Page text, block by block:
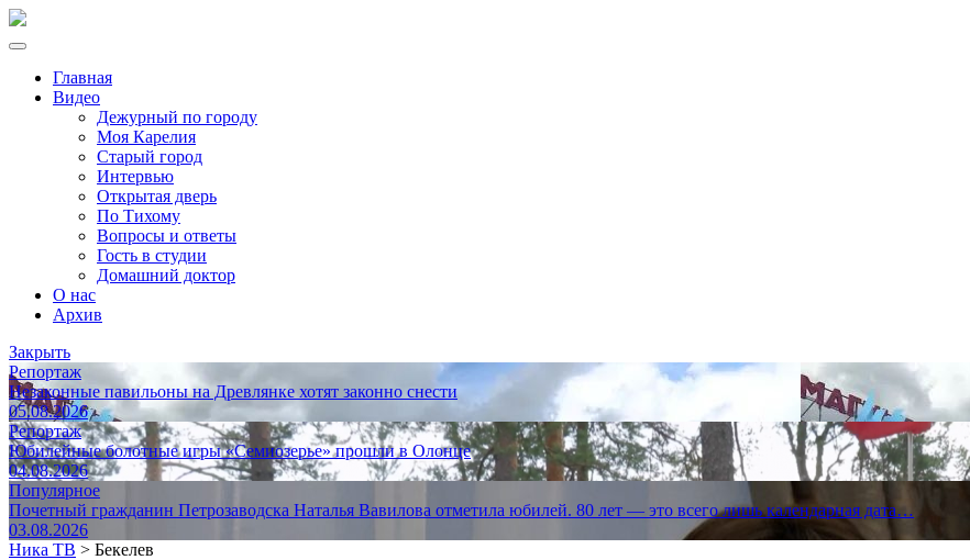
Главная
Видео
Дежурный по городу
Моя Карелия
Старый город
Интервью
Открытая дверь
По Тихому
Вопросы и ответы
Гость в студии
Домашний доктор
О нас
Архив
Закрыть
Репортаж
Незаконные павильоны на Древлянке хотят законно снести
05.08.2026
Репортаж
Юбилейные болотные игры «Семиозерье» прошли в Олонце
04.08.2026
Популярное
Почетный гражданин Петрозаводска Наталья Вавилова отметила юбилей. 80 лет — это всего лишь календарная дата…
03.08.2026
Ника ТВ > Бекелев